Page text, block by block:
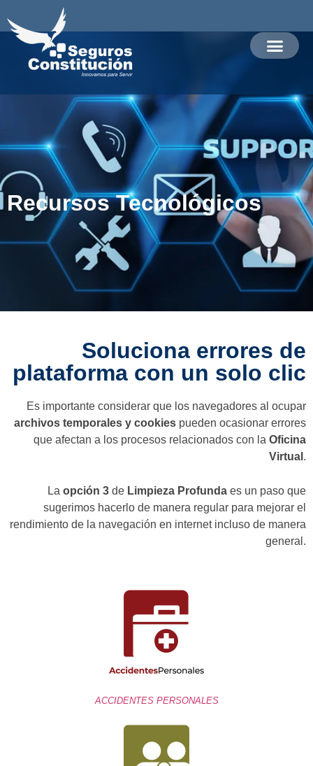
Recursos Tecnológicos
Soluciona errores de
plataforma con un solo clic
Es importante considerar que los navegadores al ocupar
archivos temporales y cookies pueden ocasionar errores
que afectan a los procesos relacionados con la Oficina
Virtual .
La opción 3 de Limpieza Profunda es un paso que
sugerimos hacerlo de manera regular para mejorar el
rendimiento de la navegación en internet incluso de manera
general.
ACCIDENTES PERSONALES